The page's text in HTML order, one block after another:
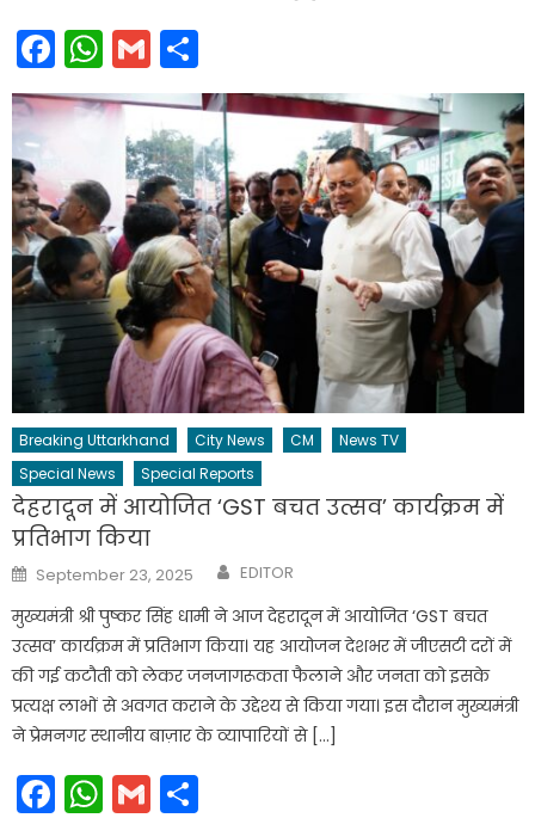
Facebook
WhatsApp
Gmail
Breaking Uttarkhand City News CM
News TV
Special News
Special Reports
देहरादून में आयोजित ‘GST बचत उत्सव’ कार्यक्रम में
प्रतिभाग किया
Posted
on
September 23, 2025 Author
EDITOR
मुख्यमंत्री श्री पुष्कर सिंह धामी ने आज देहरादून में आयोजित ‘GST बचत
उत्सव’ कार्यक्रम में प्रतिभाग किया। यह आयोजन देशभर में जीएसटी दरों में
की गई कटौती को लेकर जनजागरूकता फैलाने और जनता को इसके
प्रत्यक्ष लाभों से अवगत कराने के उद्देश्य से किया गया। इस दौरान मुख्यमंत्री
ने प्रेमनगर स्थानीय बाज़ार के व्यापारियों से […]
Facebook
WhatsApp
Gmail